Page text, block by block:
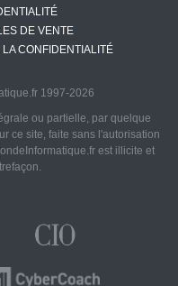
DE VENTE
CONFIDENTIALITÉ
1997-2026
ou partielle, par quelque
ce site, faite sans l'autorisation
est illicite et